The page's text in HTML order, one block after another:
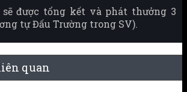
được tổng kết và phát thưởng 3
tự Đấu Trường trong SV).
quan